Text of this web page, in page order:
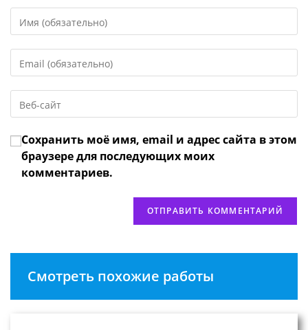
свое
или
имя
чтобы
прокомментировать
свой
адрес,
чтобы
URL
веб-
сайта
(необязательно)
Сохранить моё имя, email и адрес сайта в этом
браузере для последующих моих
комментариев.
Смотреть похожие работы